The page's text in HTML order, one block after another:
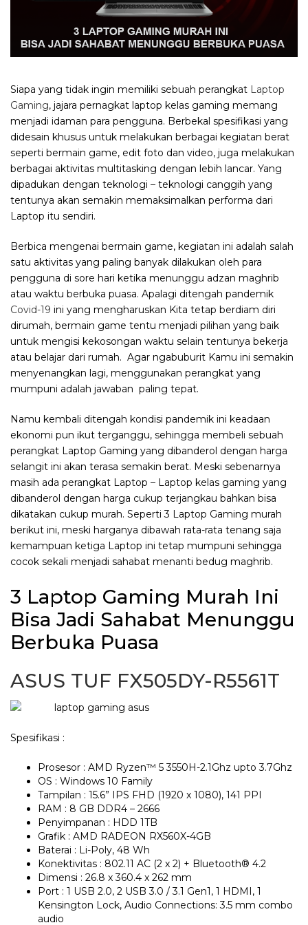
Siapa yang tidak ingin memiliki sebuah perangkat Laptop
Gaming, jajara pernagkat laptop kelas gaming memang
menjadi idaman para pengguna. Berbekal spesifikasi yang
didesain khusus untuk melakukan berbagai kegiatan berat
seperti bermain game, edit foto dan video, juga melakukan
berbagai aktivitas multitasking dengan lebih lancar. Yang
dipadukan dengan teknologi – teknologi canggih yang
tentunya akan semakin memaksimalkan performa dari
Laptop itu sendiri.
Berbica mengenai bermain game, kegiatan ini adalah salah
satu aktivitas yang paling banyak dilakukan oleh para
pengguna di sore hari ketika menunggu adzan maghrib
atau waktu berbuka puasa. Apalagi ditengah pandemik
Covid-19 ini yang mengharuskan Kita tetap berdiam diri
dirumah, bermain game tentu menjadi pilihan yang baik
untuk mengisi kekosongan waktu selain tentunya bekerja
atau belajar dari rumah. Agar ngabuburit Kamu ini semakin
menyenangkan lagi, menggunakan perangkat yang
mumpuni adalah jawaban paling tepat.
Namu kembali ditengah kondisi pandemik ini keadaan
ekonomi pun ikut terganggu, sehingga membeli sebuah
perangkat Laptop Gaming yang dibanderol dengan harga
selangit ini akan terasa semakin berat. Meski sebenarnya
masih ada perangkat Laptop – Laptop kelas gaming yang
dibanderol dengan harga cukup terjangkau bahkan bisa
dikatakan cukup murah. Seperti 3 Laptop Gaming murah
berikut ini, meski harganya dibawah rata-rata tenang saja
kemampuan ketiga Laptop ini tetap mumpuni sehingga
cocok sekali menjadi sahabat menanti bedug maghrib.
3 Laptop Gaming Murah Ini
Bisa Jadi Sahabat Menunggu
Berbuka Puasa
ASUS TUF FX505DY-R5561T
Spesifikasi :
Prosesor : AMD Ryzen™ 5 3550H-2.1Ghz upto 3.7Ghz
OS : Windows 10 Family
Tampilan : 15.6” IPS FHD (1920 x 1080), 141 PPI
RAM : 8 GB DDR4 – 2666
Penyimpanan : HDD 1TB
Grafik : AMD RADEON RX560X-4GB
Baterai : Li-Poly, 48 Wh
Konektivitas : 802.11 AC (2 x 2) + Bluetooth® 4.2
Dimensi : 26.8 x 360.4 x 262 mm
Port : 1 USB 2.0, 2 USB 3.0 / 3.1 Gen1, 1 HDMI, 1
Kensington Lock, Audio Connections: 3.5 mm combo
audio